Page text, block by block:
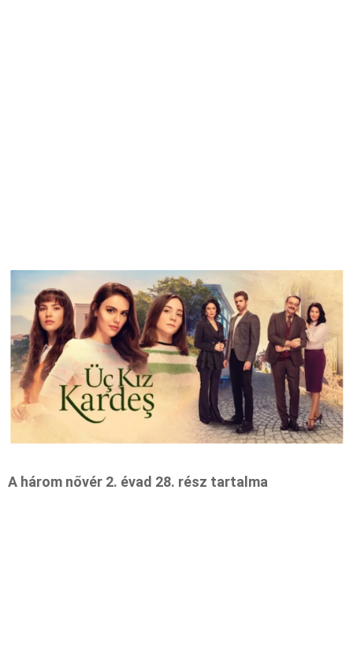
A három nővér 2. évad 28. rész tartalma